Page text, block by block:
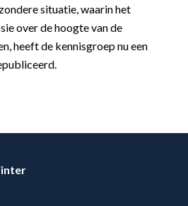
situatie, waarin het
over de hoogte van de
heeft de kennisgroep nu een